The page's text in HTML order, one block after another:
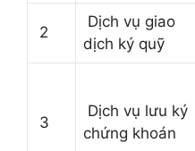
2
Dịch vụ giao
dịch ký quỹ
3
Dịch vụ lưu ký
chứng khoán